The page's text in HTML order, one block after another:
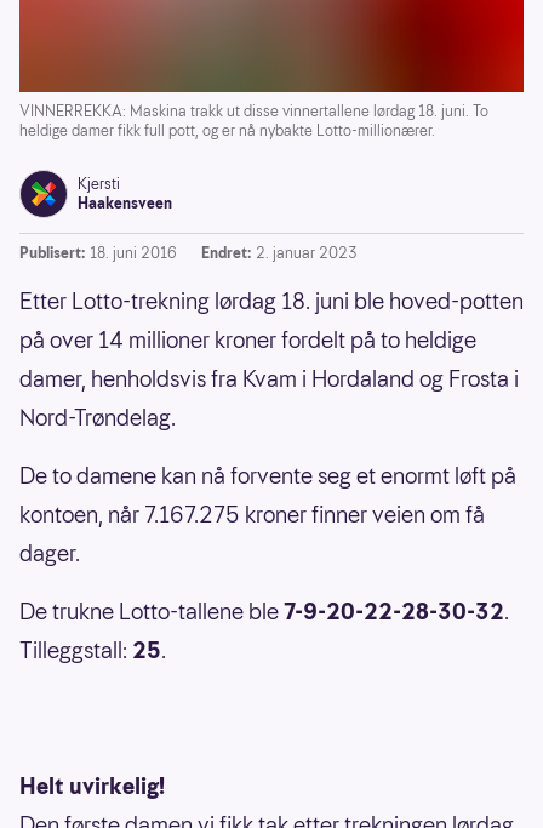
VINNERREKKA: Maskina trakk ut disse vinnertallene lørdag 18. juni. To
heldige damer fikk full pott, og er nå nybakte Lotto-millionærer.
Kjersti
Haakensveen
Publisert: 18. juni 2016 Endret: 2. januar 2023
Etter Lotto-trekning lørdag 18. juni ble hoved-potten
på over 14 millioner kroner fordelt på to heldige
damer, henholdsvis fra Kvam i Hordaland og Frosta i
Nord-Trøndelag.
De to damene kan nå forvente seg et enormt løft på
kontoen, når 7.167.275 kroner finner veien om få
dager.
De trukne Lotto-tallene ble7-9-20-22-28-30-32.
Tilleggstall: 25.
Helt uvirkelig!